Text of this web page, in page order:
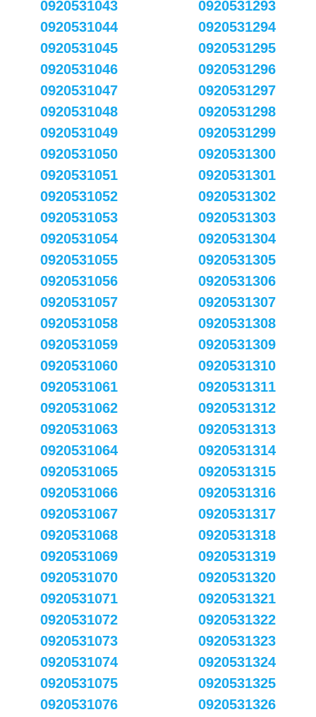
0920531043
0920531044
0920531045
0920531046
0920531047
0920531048
0920531049
0920531050
0920531051
0920531052
0920531053
0920531054
0920531055
0920531056
0920531057
0920531058
0920531059
0920531060
0920531061
0920531062
0920531063
0920531064
0920531065
0920531066
0920531067
0920531068
0920531069
0920531070
0920531071
0920531072
0920531073
0920531074
0920531075
0920531076
0920531293
0920531294
0920531295
0920531296
0920531297
0920531298
0920531299
0920531300
0920531301
0920531302
0920531303
0920531304
0920531305
0920531306
0920531307
0920531308
0920531309
0920531310
0920531311
0920531312
0920531313
0920531314
0920531315
0920531316
0920531317
0920531318
0920531319
0920531320
0920531321
0920531322
0920531323
0920531324
0920531325
0920531326